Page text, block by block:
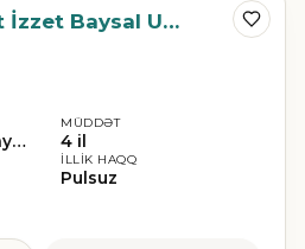
Bolu Abant İzzet Baysal Universiteti
Bolu Abant İzzet Baysal Universiteti
MÜDDƏT
4 il
İLLIK HAQQ
Pulsuz